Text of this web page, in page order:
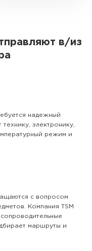
в/из
надежный
электронику,
режим и
с вопросом
Компания TSM
маршруты и